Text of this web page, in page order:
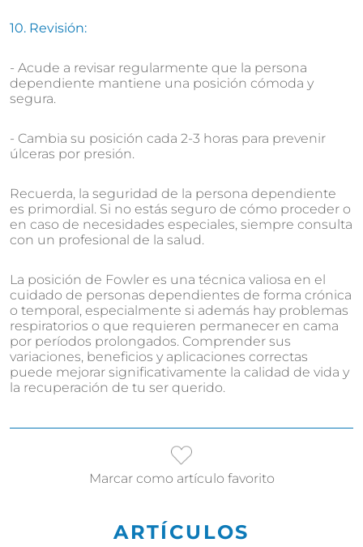
10. Revisión:
- Acude a revisar regularmente que la persona
dependiente mantiene una posición cómoda y
segura.
- Cambia su posición cada 2-3 horas para prevenir
úlceras por presión.
Recuerda, la seguridad de la persona dependiente
es primordial. Si no estás seguro de cómo proceder o
en caso de necesidades especiales, siempre consulta
con un profesional de la salud.
La posición de Fowler es una técnica valiosa en el
cuidado de personas dependientes de forma crónica
o temporal, especialmente si además hay problemas
respiratorios o que requieren permanecer en cama
por períodos prolongados. Comprender sus
variaciones, beneficios y aplicaciones correctas
puede mejorar significativamente la calidad de vida y
la recuperación de tu ser querido.
Marcar como artículo favorito
ARTÍCULOS